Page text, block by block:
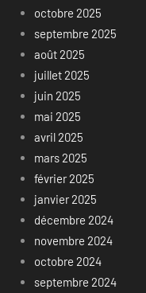
octobre 2025
septembre 2025
août 2025
juillet 2025
juin 2025
mai 2025
avril 2025
mars 2025
février 2025
janvier 2025
décembre 2024
novembre 2024
octobre 2024
septembre 2024